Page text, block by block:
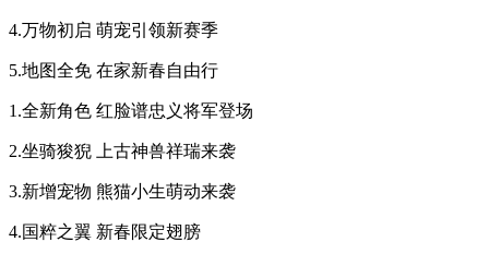
4.万物初启 萌宠引领新赛季
5.地图全免 在家新春自由行
1.全新角色 红脸谱忠义将军登场
2.坐骑狻猊 上古神兽祥瑞来袭
3.新增宠物 熊猫小生萌动来袭
4.国粹之翼 新春限定翅膀